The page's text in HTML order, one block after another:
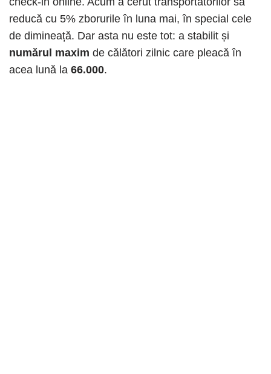
reducă cu 5% zborurile în luna mai, în special cele
de dimineață. Dar asta nu este tot: a stabilit și
numărul maxim de călători zilnic care pleacă în
acea lună la 66.000.